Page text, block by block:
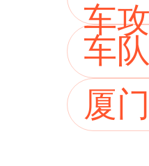
车
车
厦